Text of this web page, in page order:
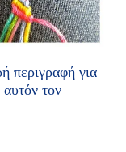
περιγραφή για
αυτόν τον